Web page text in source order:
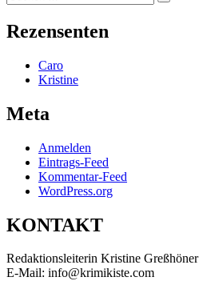
nach:
Suchen
Rezensenten
Caro
Kristine
Meta
Anmelden
Eintrags-Feed
Kommentar-Feed
WordPress.org
KONTAKT
Redaktionsleiterin Kristine Greßhöner
E-Mail: info@krimikiste.com